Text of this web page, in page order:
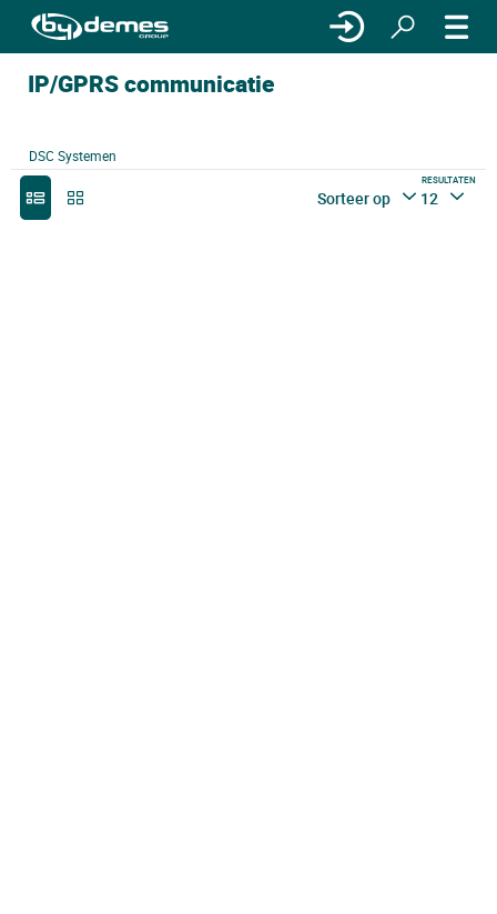
IP/GPRS communicatie
DSC Systemen
Sorteer op
RESULTATEN
12